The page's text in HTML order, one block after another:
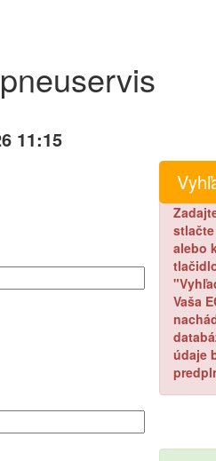
11:15
stlačte
alebo
Vaša
údaje